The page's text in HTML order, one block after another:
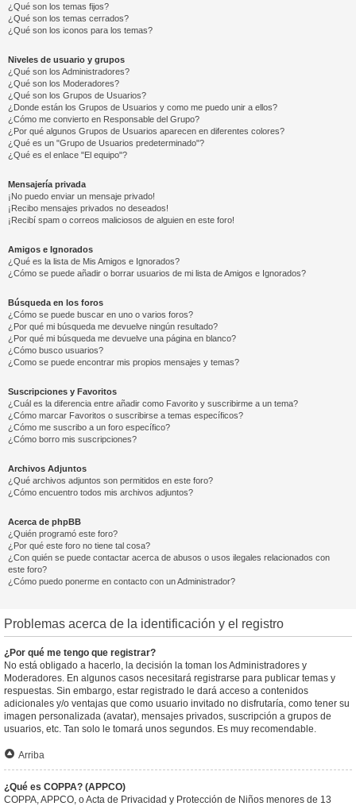
¿Qué son los temas fijos?
¿Qué son los temas cerrados?
¿Qué son los iconos para los temas?
Niveles de usuario y grupos
¿Qué son los Administradores?
¿Qué son los Moderadores?
¿Qué son los Grupos de Usuarios?
¿Donde están los Grupos de Usuarios y como me puedo unir a ellos?
¿Cómo me convierto en Responsable del Grupo?
¿Por qué algunos Grupos de Usuarios aparecen en diferentes colores?
¿Qué es un "Grupo de Usuarios predeterminado"?
¿Qué es el enlace "El equipo"?
Mensajería privada
¡No puedo enviar un mensaje privado!
¡Recibo mensajes privados no deseados!
¡Recibí spam o correos maliciosos de alguien en este foro!
Amigos e Ignorados
¿Qué es la lista de Mis Amigos e Ignorados?
¿Cómo se puede añadir o borrar usuarios de mi lista de Amigos e Ignorados?
Búsqueda en los foros
¿Cómo se puede buscar en uno o varios foros?
¿Por qué mi búsqueda me devuelve ningún resultado?
¿Por qué mi búsqueda me devuelve una página en blanco?
¿Cómo busco usuarios?
¿Como se puede encontrar mis propios mensajes y temas?
Suscripciones y Favoritos
¿Cuál es la diferencia entre añadir como Favorito y suscribirme a un tema?
¿Cómo marcar Favoritos o suscribirse a temas específicos?
¿Cómo me suscribo a un foro específico?
¿Cómo borro mis suscripciones?
Archivos Adjuntos
¿Qué archivos adjuntos son permitidos en este foro?
¿Cómo encuentro todos mis archivos adjuntos?
Acerca de phpBB
¿Quién programó este foro?
¿Por qué este foro no tiene tal cosa?
¿Con quién se puede contactar acerca de abusos o usos ilegales relacionados con
este foro?
¿Cómo puedo ponerme en contacto con un Administrador?
Problemas acerca de la identificación y el registro
¿Por qué me tengo que registrar?
No está obligado a hacerlo, la decisión la toman los Administradores y
Moderadores. En algunos casos necesitará registrarse para publicar temas y
respuestas. Sin embargo, estar registrado le dará acceso a contenidos
adicionales y/o ventajas que como usuario invitado no disfrutaría, como tener su
imagen personalizada (avatar), mensajes privados, suscripción a grupos de
usuarios, etc. Tan solo le tomará unos segundos. Es muy recomendable.
Arriba
¿Qué es COPPA? (APPCO)
COPPA, APPCO, o Acta de Privacidad y Protección de Niños menores de 13